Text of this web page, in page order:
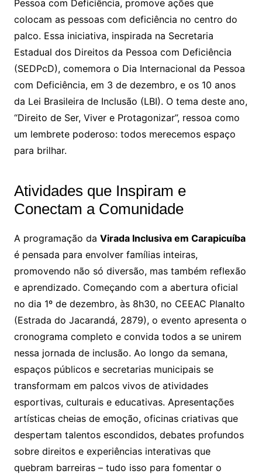
Pessoa com Deficiência, promove ações que
colocam as pessoas com deficiência no centro do
palco. Essa iniciativa, inspirada na Secretaria
Estadual dos Direitos da Pessoa com Deficiência
(SEDPcD), comemora o Dia Internacional da Pessoa
com Deficiência, em 3 de dezembro, e os 10 anos
da Lei Brasileira de Inclusão (LBI). O tema deste ano,
“Direito de Ser, Viver e Protagonizar”, ressoa como
um lembrete poderoso: todos merecemos espaço
para brilhar.
Atividades que Inspiram e
Conectam a Comunidade
A programação da Virada Inclusiva em Carapicuíba
é pensada para envolver famílias inteiras,
promovendo não só diversão, mas também reflexão
e aprendizado. Começando com a abertura oficial
no dia 1º de dezembro, às 8h30, no CEEAC Planalto
(Estrada do Jacarandá, 2879), o evento apresenta o
cronograma completo e convida todos a se unirem
nessa jornada de inclusão. Ao longo da semana,
espaços públicos e secretarias municipais se
transformam em palcos vivos de atividades
esportivas, culturais e educativas. Apresentações
artísticas cheias de emoção, oficinas criativas que
despertam talentos escondidos, debates profundos
sobre direitos e experiências interativas que
quebram barreiras – tudo isso para fomentar o